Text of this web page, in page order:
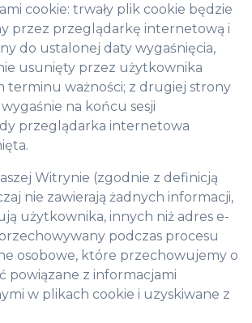
cookie: trwały plik cookie będzie
przez przeglądarkę internetową i
do ustalonej daty wygaśnięcia,
usunięty przez użytkownika
terminu ważności; z drugiej strony
na końcu sesji
przeglądarka internetowa
Witrynie (zgodnie z definicją
nie zawierają żadnych informacji,
użytkownika, innych niż adres e-
podczas procesu
osobowe, które przechowujemy o
powiązane z informacjami
w plikach cookie i uzyskiwane z